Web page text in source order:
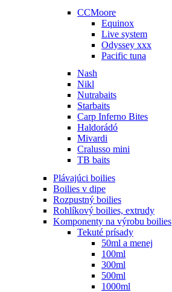
CCMoore
Equinox
Live system
Odyssey xxx
Pacific tuna
Nash
Nikl
Nutrabaits
Starbaits
Carp Inferno Bites
Haldorádó
Mivardi
Cralusso mini
TB baits
Plávajúci boilies
Boilies v dipe
Rozpustný boilies
Rohlíkový boilies, extrudy
Komponenty na výrobu boilies
Tekuté prísady
50ml a menej
100ml
300ml
500ml
1000ml